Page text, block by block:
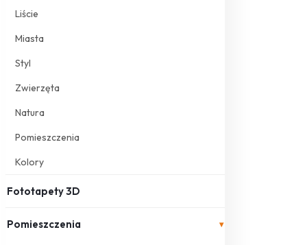
Liście
Miasta
Styl
Zwierzęta
Natura
Pomieszczenia
Kolory
Fototapety 3D
Pomieszczenia ▾